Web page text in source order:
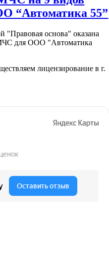
“Автоматика 55”
"Правовая основа" оказана
для ООО "Автоматика
лицензирование в г.